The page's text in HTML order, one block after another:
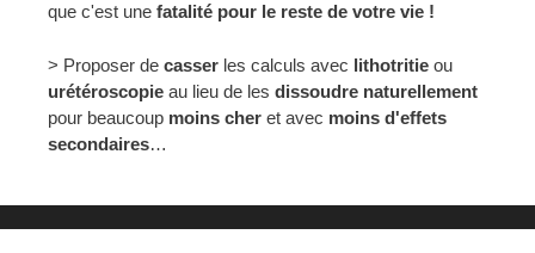
que c'est une fatalité pour le reste de votre vie !
> Proposer de casser les calculs avec lithotritie ou
urétéroscopie au lieu de les dissoudre naturellement
pour beaucoup moins cher et avec moins d'effets
secondaires…